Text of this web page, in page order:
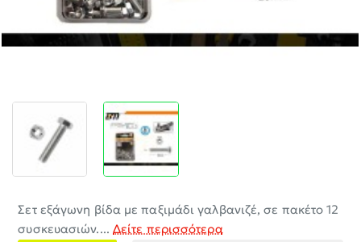
Σετ εξάγωνη βίδα με παξιμάδι γαλβανιζέ, σε πακέτο 12
συσκευασιών.... Δείτε περισσότερα